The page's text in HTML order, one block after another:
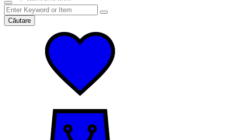
Căutare